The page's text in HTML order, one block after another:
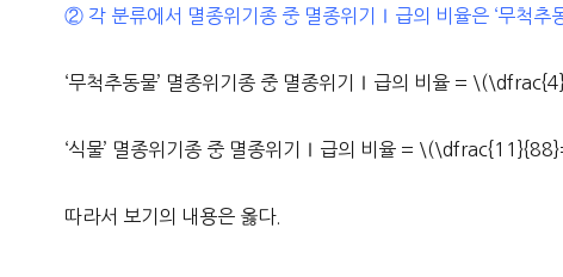
② 각 분류에서 멸종위기종 중 멸종위기Ⅰ급의 비율은 ‘무척추동
‘무척추동물’ 멸종위기종 중 멸종위기Ⅰ급의 비율 =
‘식물’ 멸종위기종 중 멸종위기Ⅰ급의 비율 =
따라서 보기의 내용은 옳다.